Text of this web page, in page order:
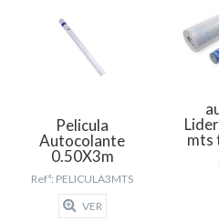
Pelicula
Autocolante
0.50X3m
Refª: PELICULA3MTS
VER
mts